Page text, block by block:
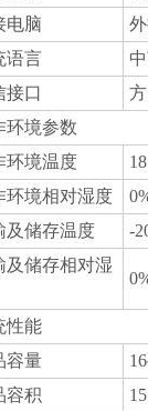
电脑
语言
接口
环境参数
环境温度
环境相对湿度
及储存温度
-
及储存相对湿
性能
容量
容积